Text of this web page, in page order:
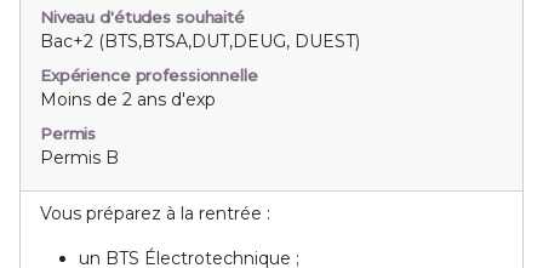
Niveau d'études souhaité
Bac+2 (BTS,BTSA,DUT,DEUG, DUEST)
Expérience professionnelle
Moins de 2 ans d'exp
Permis
Permis B
Vous préparez à la rentrée :
un BTS Électrotechnique ;